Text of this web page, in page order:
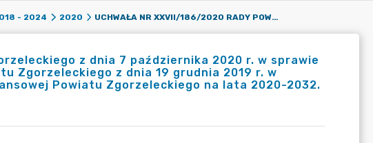
- 2024 2020 UCHWAŁA NR XXVII/186/2020 RADY POWIATU ZGORZELECKIEGO Z DNIA 7 PAŹDZIERNIKA 2020 R. W SPRAWIE ZMIANY UCHWAŁY NR XVIII/137/2019 RADY POWIATU ZGORZELECKIEGO Z DNIA 19 GRUDNIA 2019 R. W SPRAWIE UCHWALENIA WIELOLETNIEJ PROGNOZY FINANSOWEJ POWIATU ZGORZELECKIEGO NA LATA 2020-2032.
z dnia 7 października 2020 r. w sprawie
Zgorzeleckiego z dnia 19 grudnia 2019 r. w
Powiatu Zgorzeleckiego na lata 2020-2032.